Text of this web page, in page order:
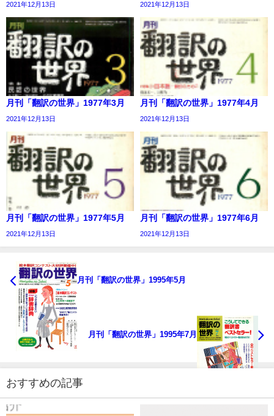
2021年12月13日 2021年12月13日
月刊「翻訳の世界」1977年3月
2021年12月13日
月刊「翻訳の世界」1977年4月
2021年12月13日
月刊「翻訳の世界」1977年5月
2021年12月13日
月刊「翻訳の世界」1977年6月
2021年12月13日
月刊「翻訳の世界」1995年5月
月刊「翻訳の世界」1995年7月
おすすめの記事